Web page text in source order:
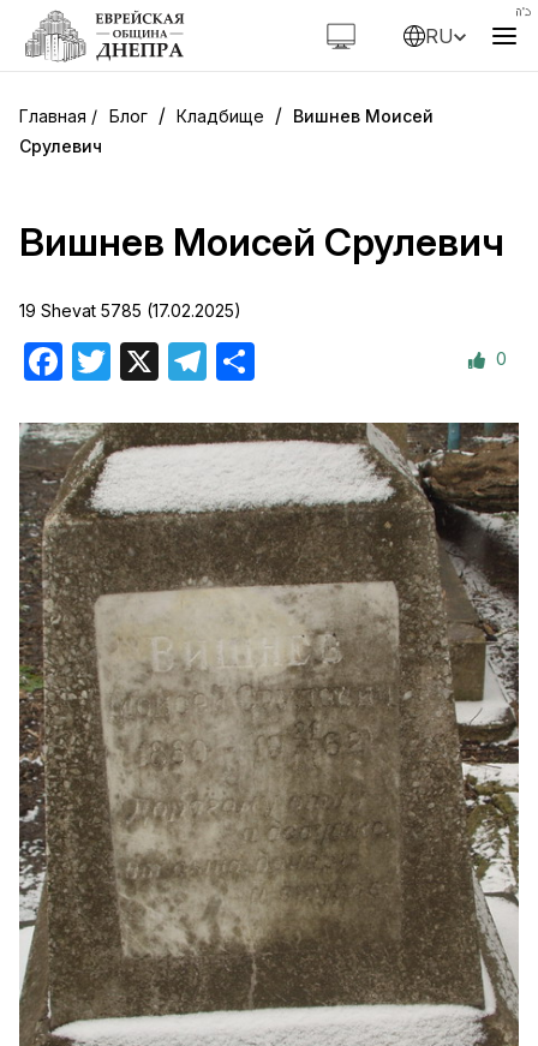
RU
Блог / Кладбище / Вишнев Моисей
Срулевич
Вишнев Моисей Срулевич
19 Shevat 5785 (17.02.2025)
Facebook
Twitter Telegram 0